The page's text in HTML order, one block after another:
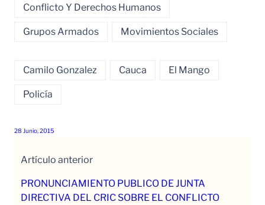
Conflicto Y Derechos Humanos
Grupos Armados Movimientos Sociales
Camilo Gonzalez Cauca El Mango
Policía
28 Junio, 2015
Artículo anterior
PRONUNCIAMIENTO PUBLICO DE JUNTA
DIRECTIVA DEL CRIC SOBRE EL CONFLICTO